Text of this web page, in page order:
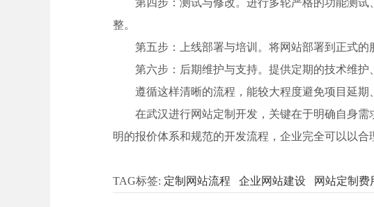
整。
第五步：上线部署与培训。将网站部署到正式的
第六步：后期维护与支持。提供定期的技术维护
遵循这样清晰的流程，能较大程度避免项目延期
在武汉进行网站定制开发，关键在于明确自身
明的报价体系和规范的开发流程，企业完全可以以
TAG标签: 定制网站流程 企业网站建设 网站定制费